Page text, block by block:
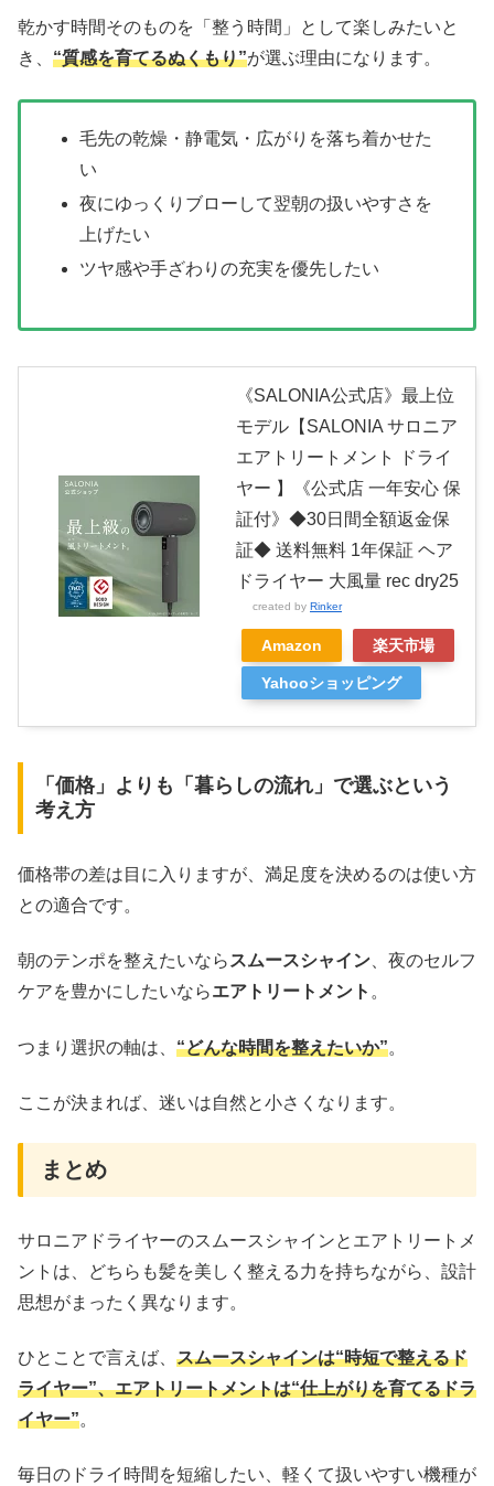
乾かす時間そのものを「整う時間」として楽しみたいと
き、 “質感を育てるぬくもり”が選ぶ理由になります。
毛先の乾燥・静電気・広がりを落ち着かせた
い
夜にゆっくりブローして翌朝の扱いやすさを
上げたい
ツヤ感や手ざわりの充実を優先したい
《SALONIA公式店》最上位
モデル【SALONIA サロニア
エアトリートメント ドライ
ヤー 】《公式店 一年安心 保
証付》◆30日間全額返金保
証◆ 送料無料 1年保証 ヘア
ドライヤー 大風量 rec dry25
created by Rinker
Amazon 楽天市場
Yahooショッピング
「価格」よりも「暮らしの流れ」で選ぶという
考え方
価格帯の差は目に入りますが、満足度を決めるのは使い方
との適合です。
朝のテンポを整えたいなら スムースシャイン 、夜のセルフ
ケアを豊かにしたいならエアトリートメント 。
つまり選択の軸は、 “どんな時間を整えたいか”。
ここが決まれば、迷いは自然と小さくなります。
まとめ
サロニアドライヤーのスムースシャインとエアトリートメ
ントは、どちらも髪を美しく整える力を持ちながら、設計
思想がまったく異なります。
ひとことで言えば、 スムースシャインは“時短で整えるド
ライヤー”、エアトリートメントは“仕上がりを育てるドラ
イヤー”。
毎日のドライ時間を短縮したい、軽くて扱いやすい機種が